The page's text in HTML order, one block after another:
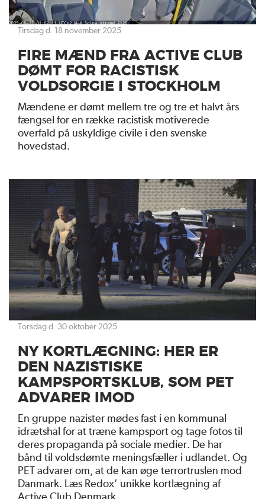
tirsdag d. 18 november 2025
FIRE MÆND FRA ACTIVE CLUB
DØMT FOR RACISTISK
VOLDSORGIE I STOCKHOLM
Mændene er dømt mellem tre og tre et halvt års
fængsel for en række racistisk motiverede
overfald på uskyldige civile i den svenske
hovedstad.
torsdag d. 30 oktober 2025
NY KORTLÆGNING: HER ER
DEN NAZISTISKE
KAMPSPORTSKLUB, SOM PET
ADVARER IMOD
En gruppe nazister mødes fast i en kommunal
idrætshal for at træne kampsport og tage fotos til
deres propaganda på sociale medier. De har
bånd til voldsdømte meningsfæller i udlandet. Og
PET advarer om, at de kan øge terrortruslen mod
Danmark. Læs Redox’ unikke kortlægning af